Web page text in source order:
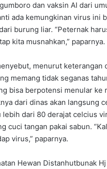
dan vaksin AI dari
ada kemungkinan virus ini
burung liar. “Peternak
kita musnahkan,” paparnya.
menurut keterangan
memang tidak seganas
bisa berpotensi menular ke
dari dinas akan langsung
lebih dari 80 derajat celcius
cuci tangan pakai sabun.
virus,” paparnya.
Hewan Distanhutbunak